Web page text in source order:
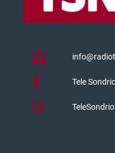
Tele